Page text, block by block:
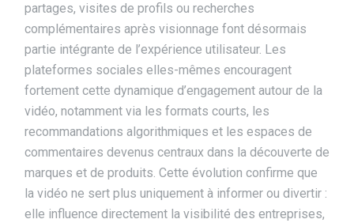
partages, visites de profils ou recherches
complémentaires après visionnage font désormais
partie intégrante de l’expérience utilisateur. Les
plateformes sociales elles-mêmes encouragent
fortement cette dynamique d’engagement autour de la
vidéo, notamment via les formats courts, les
recommandations algorithmiques et les espaces de
commentaires devenus centraux dans la découverte de
marques et de produits. Cette évolution confirme que
la vidéo ne sert plus uniquement à informer ou divertir :
elle influence directement la visibilité des entreprises,